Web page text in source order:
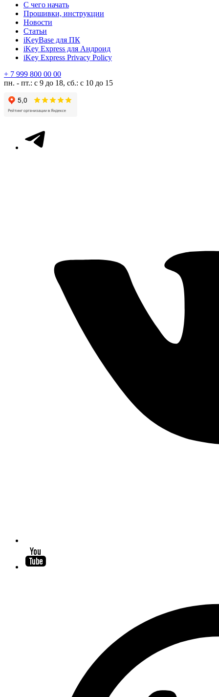
С чего начать
Прошивки, инструкции
Новости
Статьи
iKeyBase для ПК
iKey Express для Андроид
iKey Express Privacy Policy
+ 7 999 800 00 00
пн. - пт.: с 9 до 18, сб.: с 10 до 15